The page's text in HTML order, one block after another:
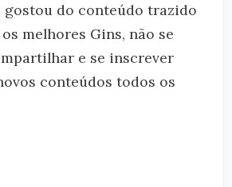
gostou do conteúdo trazido
melhores Gins, não se
e se inscrever
conteúdos todos os